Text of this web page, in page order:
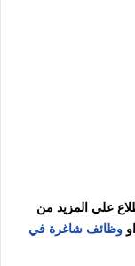
علي المزيد من
او وظائف شاغرة في